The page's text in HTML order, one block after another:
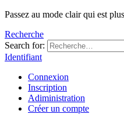
Passez au mode clair qui est
Recherche
Search for:
Identifiant
Connexion
Inscription
Adiministration
Créer un compte